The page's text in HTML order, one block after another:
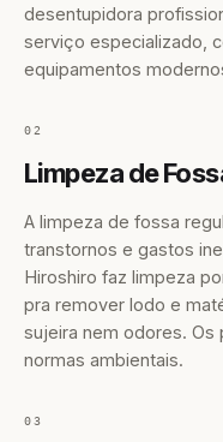
desentupidora
serviço especializado,
equipamentos
02
Limpeza de
A limpeza de fossa
transtornos e gastos
Hiroshiro faz limpeza
pra remover lodo e
sujeira nem odores.
normas ambientais.
03